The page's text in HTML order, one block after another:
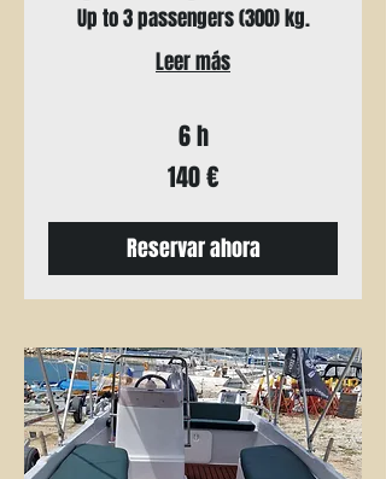
Up to 3 passengers (300) kg.
Leer más
6 h
140 €
Reservar ahora